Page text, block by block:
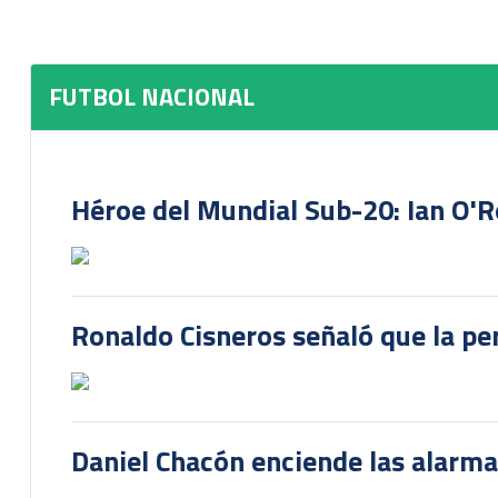
FUTBOL NACIONAL
Héroe del Mundial Sub-20: Ian
Ronaldo Cisneros señaló que la
Daniel Chacón enciende las